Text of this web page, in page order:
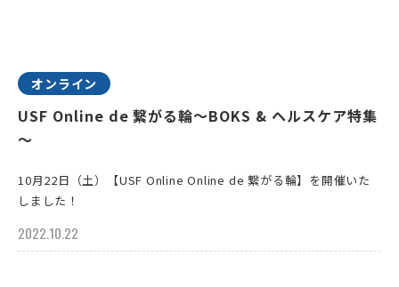
オンライン
USF Online de 繋がる輪～BOKS & ヘルスケア特集
～
10月22日（土）【USF Online Online de 繋がる輪】を開催いた
しました！
2022.10.22